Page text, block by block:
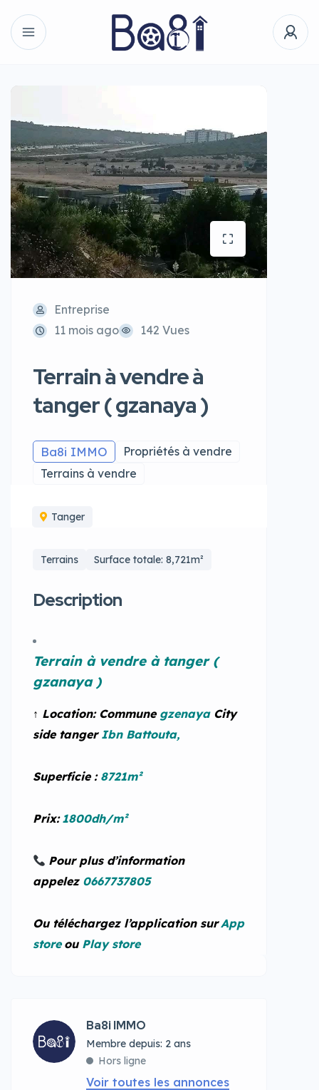
Entreprise
11 mois ago
142 Vues
Terrain à vendre à
tanger ( gzanaya )
Ba8i IMMO
Propriétés à vendre
Terrains à vendre
Tanger
Terrains Surface totale: 8,721m²
Description
Terrain à vendre à tanger (
gzanaya )
↑ Location: CommunegzenayaCity
side tanger Ibn Battouta,
Superficie :8721m²
Prix: 1800dh/m²
Pour plus d’information
appelez 0667737805
Ou téléchargez l’application sur App
store ou Play store
Ba8i IMMO
Membre depuis: 2 ans
Hors ligne
Voir toutes les annonces